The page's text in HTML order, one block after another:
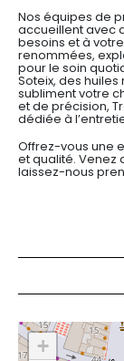
Nos équipes de
accueillent avec
besoins et à
renommées,
pour le soin
Soteix, des
subliment votre
et de précision,
dédiée à
Offrez-vous une
et qualité. Venez
laissez-nous
+